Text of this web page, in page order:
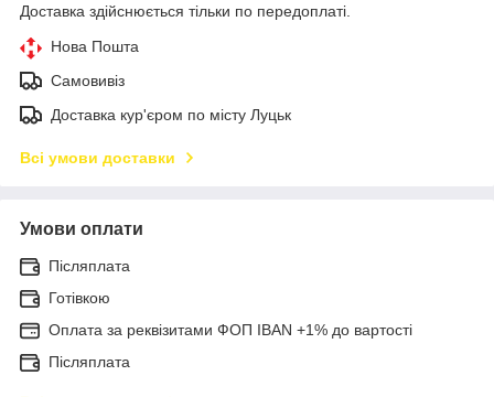
Доставка здійснюється тільки по передоплаті.
Нова Пошта
Самовивіз
Доставка кур'єром по місту Луцьк
Всі умови доставки
Умови оплати
Післяплата
Готівкою
Оплата за реквізитами ФОП IBAN +1% до вартості
Післяплата